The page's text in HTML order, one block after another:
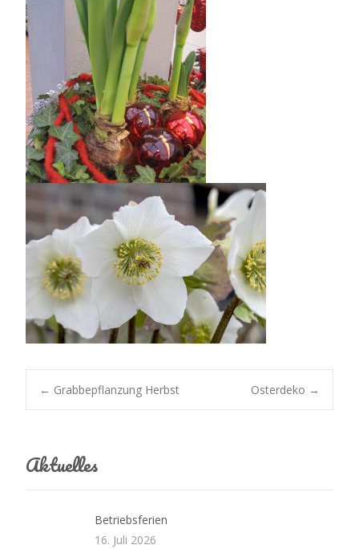
Post
navigation
← Grabbepflanzung Herbst Osterdeko →
Aktuelles
Betriebsferien
16. Juli 2026